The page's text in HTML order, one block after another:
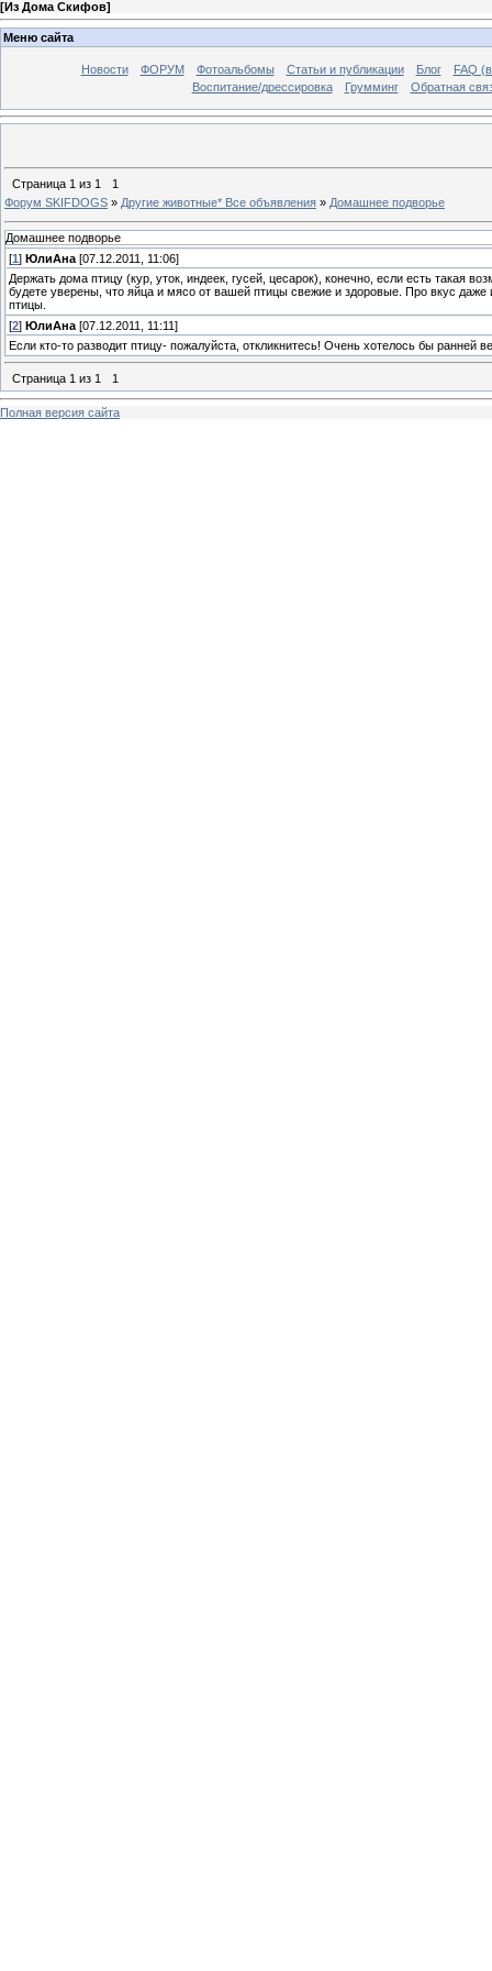
[Из Дома Скифов]
Меню сайта
Новости ФОРУМ Фотоальбомы Статьи и публикации Блог
FAQ
Воспитание/дрессировка
Грумминг Обратная
Страница 1 из 1
1
Форум SKIFDOGS » Другие животные* Все объявления » Домашнее подворье
Домашнее подворье
[1] ЮлиАна [07.12.2011, 11:06]
Держать дома птицу (кур, уток, индеек, гусей, цесарок), конечно, если есть такая
будете уверены, что яйца и мясо от вашей птицы свежие и здоровые. Про вкус
птицы.
[2] ЮлиАна [07.12.2011, 11:11]
Если кто-то разводит птицу- пожалуйста, откликнитесь! Очень хотелось бы ранней
Страница 1 из 1 1
Полная версия сайта